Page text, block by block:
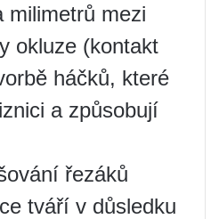
milimetrů mezi
okluze (kontakt
háčků, které
a způsobují
řezáků
tváří v důsledku